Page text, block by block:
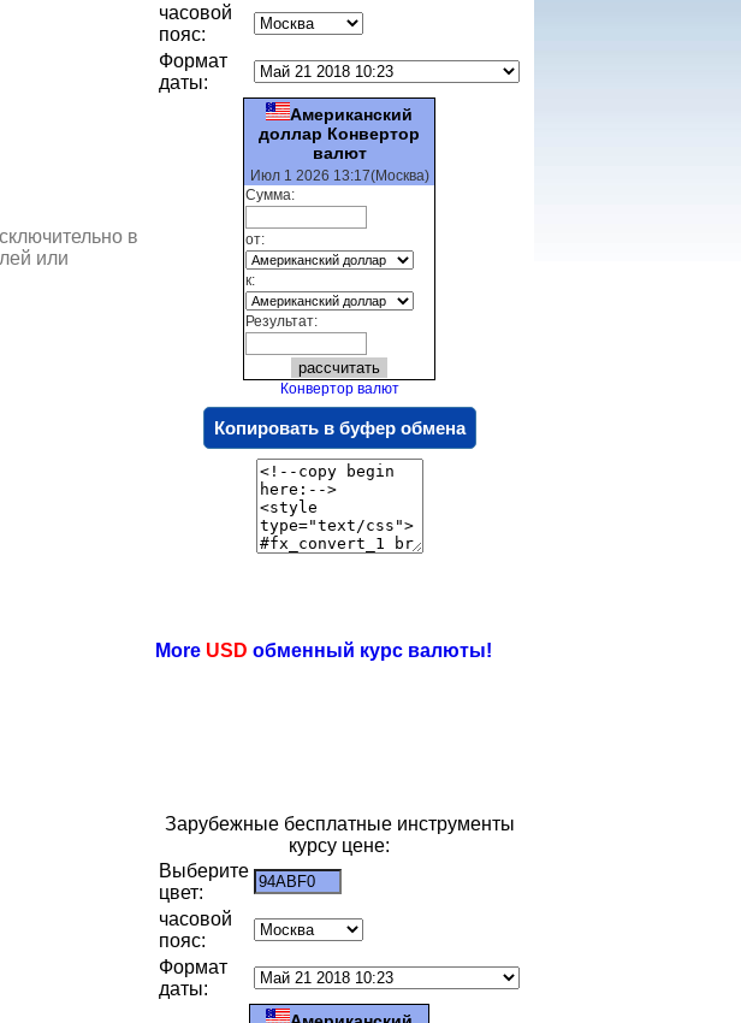
в
или
часовой
пояс:
Формат
даты:
Американский
доллар Конвертор
валют
Июл 1 2026 13:17(Москва)
Сумма:
от:
к:
Результат:
Конвертор валют
Копировать в буфер обмена
More USD обменный курс валюты!
Зарубежные бесплатные инструменты
курсу цене:
Выберите
цвет:
часовой
пояс:
Формат
даты: